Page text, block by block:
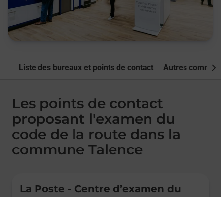
Liste des bureaux et points de contact Autres
Les points de contact
proposant l'examen du
code de la route dans la
commune Talence
La Poste - Centre d’examen du